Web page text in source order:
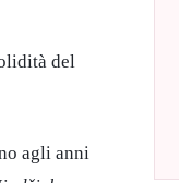
del
agli anni